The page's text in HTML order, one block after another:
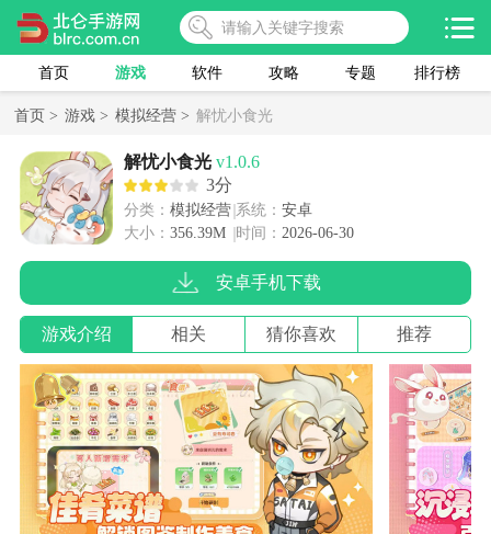
首页 游戏 软件 攻略 专题 排行榜
首页 > 游戏 > 模拟经营 > 解忧小食光
解忧小食光 v1.0.6
3分
分类： 模拟经营 系统： 安卓
大小： 356.39M 时间： 2026-06-30
安卓手机下载
游戏介绍 相关 猜你喜欢 推荐